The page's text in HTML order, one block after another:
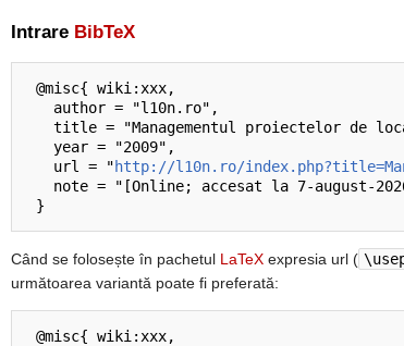
Intrare BibTeX
   url = "
http://l10n.ro/
Când se folosește în pachetul LaTeX expresia url (
următoarea variantă poate fi preferată: